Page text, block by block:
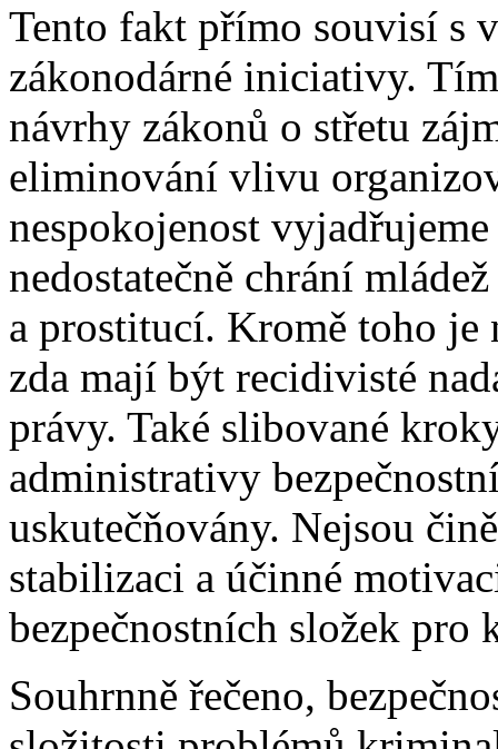
Tento fakt přímo souvisí s
zákonodárné iniciativy.
návrhy zákonů o střetu
eliminování vlivu
nespokojenost
nedostatečně chrání
a prostitucí. Kromě toho je
zda mají být recidivisté
právy. Také slibované
administrativy
uskutečňovány. Nejsou
stabilizaci a účinné
bezpečnostních složek
Souhrnně řečeno,